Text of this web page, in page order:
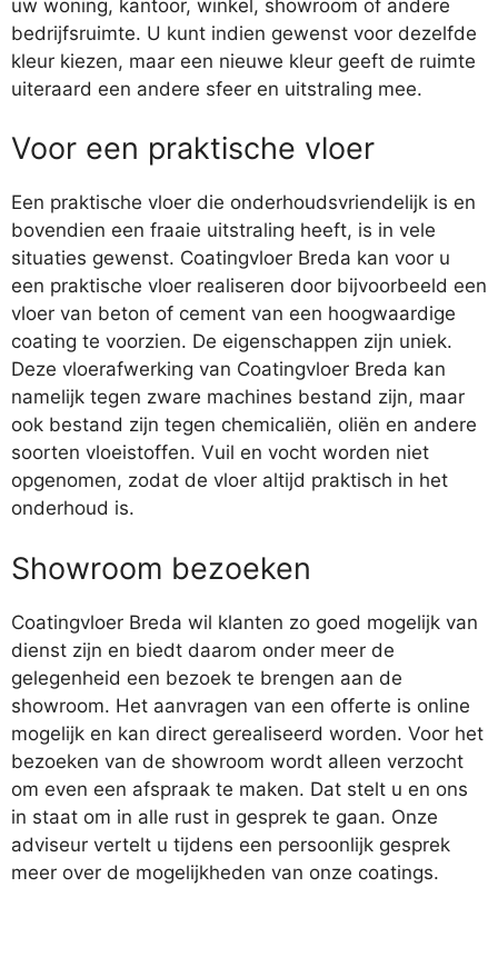
uw woning, kantoor, winkel, showroom of andere
bedrijfsruimte. U kunt indien gewenst voor dezelfde
kleur kiezen, maar een nieuwe kleur geeft de ruimte
uiteraard een andere sfeer en uitstraling mee.
Voor een praktische vloer
Een praktische vloer die onderhoudsvriendelijk is en
bovendien een fraaie uitstraling heeft, is in vele
situaties gewenst. Coatingvloer Breda kan voor u
een praktische vloer realiseren door bijvoorbeeld een
vloer van beton of cement van een hoogwaardige
coating te voorzien. De eigenschappen zijn uniek.
Deze vloerafwerking van Coatingvloer Breda kan
namelijk tegen zware machines bestand zijn, maar
ook bestand zijn tegen chemicaliën, oliën en andere
soorten vloeistoffen. Vuil en vocht worden niet
opgenomen, zodat de vloer altijd praktisch in het
onderhoud is.
Showroom bezoeken
Coatingvloer Breda wil klanten zo goed mogelijk van
dienst zijn en biedt daarom onder meer de
gelegenheid een bezoek te brengen aan de
showroom. Het aanvragen van een offerte is online
mogelijk en kan direct gerealiseerd worden. Voor het
bezoeken van de showroom wordt alleen verzocht
om even een afspraak te maken. Dat stelt u en ons
in staat om in alle rust in gesprek te gaan. Onze
adviseur vertelt u tijdens een persoonlijk gesprek
meer over de mogelijkheden van onze coatings.